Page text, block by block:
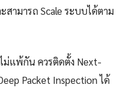
ามารถ Scale ระบบได้ตาม
ม่แพ้กัน ควรติดตั้ง Next-
Packet Inspection ได้